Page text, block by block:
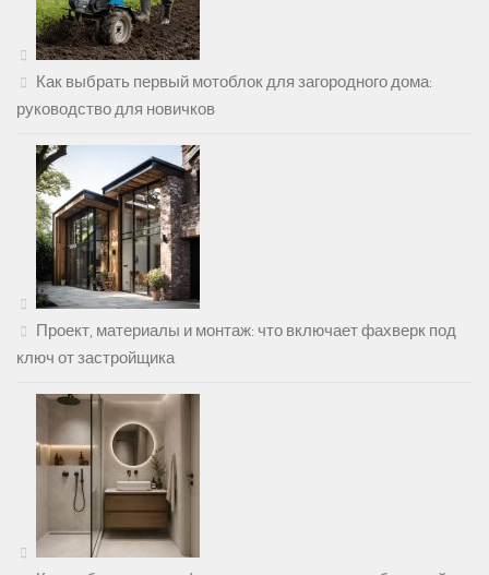
Как выбрать первый мотоблок для загородного дома:
руководство для новичков
Проект, материалы и монтаж: что включает фахверк под
ключ от застройщика